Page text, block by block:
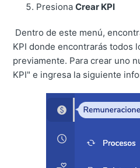
PresionaCrear KPI
Dentro de este menú,
KPI donde encontrarás todos
previamente. Para crear uno
KPI" e ingresa la siguiente